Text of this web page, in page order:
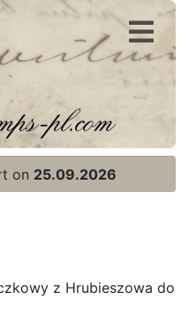
on 25.09.2026
z Hrubieszowa do